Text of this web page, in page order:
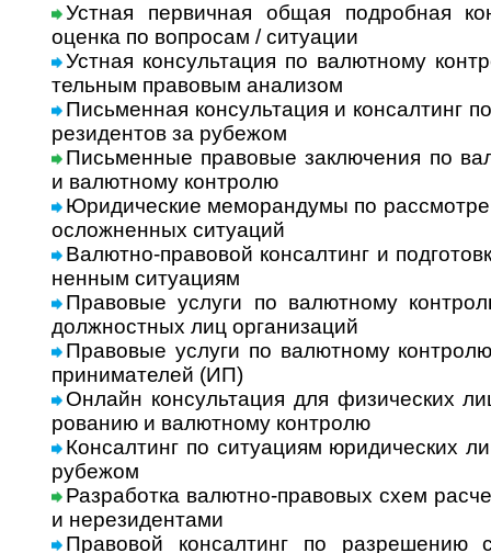
Устная первичная общая подробная
оценка по воп­ро­сам / ситу­ации
Устная консультация по валютному
тель­ным пра­во­вым ана­лизом
Письменная консультация и консалтинг
рези­ден­тов за рубежом
Письменные правовые заключения по
и валют­ному конт­ролю
Юридические меморандумы по
ослож­нен­ных ситу­аций
Валютно-правовой консалтинг и
нен­ным ситу­ациям
Правовые услуги по валютному
долж­ност­ных лиц орга­ни­заций
Правовые услуги по валютному
при­ни­ма­те­лей (ИП)
Онлайн консультация для физических
ро­ва­нию и валют­ному конт­ролю
Консалтинг по ситуациям юриди­чес­ких
рубе­жом
Разработка валютно-правовых схем
и нере­зи­ден­тами
Правовой консалтинг по разрешению